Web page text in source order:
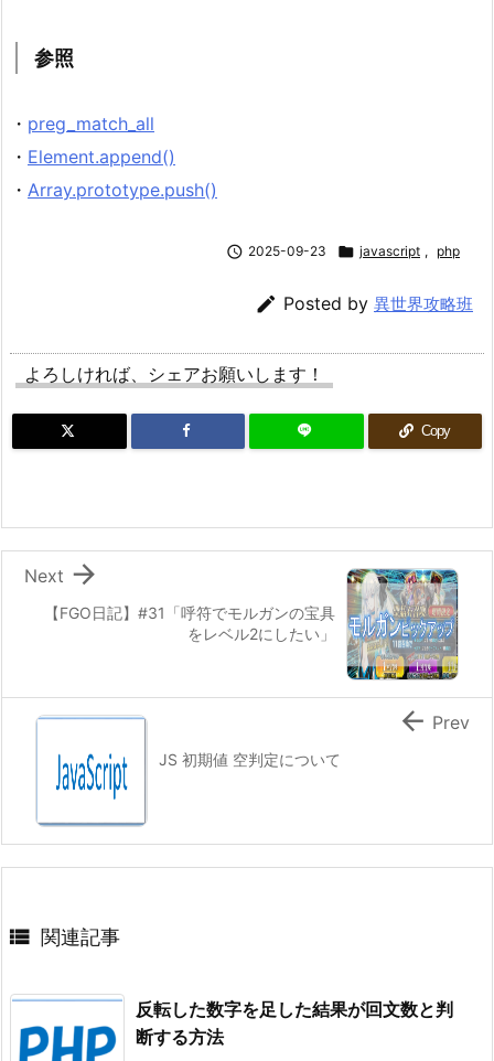
参照
・ preg_match_all
・ Element.append()
・ Array.prototype.push()
 2025-09-23  javascript , php
 Posted by 異世界攻略班
よろしければ、シェアお願いします！
Copy
【FGO日記】#31「呼符でモルガンの宝具
をレベル2にしたい」

Next
JS 初期値 空判定について
 Prev
 関連記事
反転した数字を足した結果が回文数と判
断する方法